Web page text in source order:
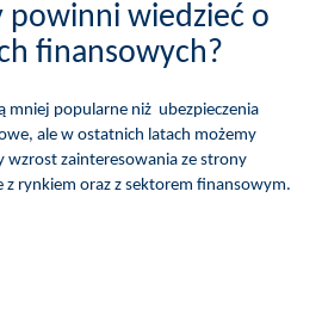
powinni wiedzieć o
finansowych?
mniej popularne niż ubezpieczenia
ale w ostatnich latach możemy
wzrost zainteresowania ze strony
z rynkiem oraz z sektorem finansowym.